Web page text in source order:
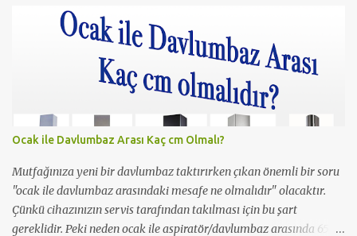
bir sahnesi yer almış yazı içinde yer alan kare de o filmden.
Çıplaklık prim ediyor, filmin bi boka benzediğini sanmıyorum
ama konu porno olunca rağbet olacaktır, şimdiden iyi reklamı
Ocak ile Davlumbaz Arası Kaç cm Olmalı?
Mutfağınıza yeni bir davlumbaz taktırırken çıkan önemli bir soru
"ocak ile davlumbaz arasındaki mesafe ne olmalıdır" olacaktır.
Çünkü cihazınızın servis tarafından takılması için bu şart
gereklidir. Peki neden ocak ile aspiratör/davlumbaz arasında 65